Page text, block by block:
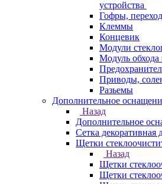
устройства
Гофры,
Клеммы
Концевик
Модули
Модуль обхода
Приводы,
Разьемы
Дополнительное
Назад
Дополнительное
Сетка декоративная
Щетки
Назад
Щетки
Щетки